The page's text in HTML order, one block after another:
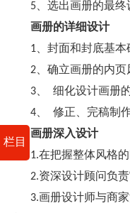
栏目
5、选出画册的最终
画册的详细设计
1、封面和封底基本
2、确立画册的内页
3、 细化设计画册
4、 修正、完稿制
画册深入设计
1.在把握整体风格的
2.资深设计顾问负责
3.画册设计师与商家